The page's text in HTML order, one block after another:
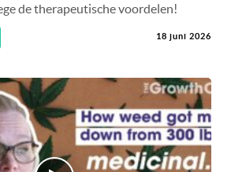
de therapeutische voordelen!
18 juni 2026